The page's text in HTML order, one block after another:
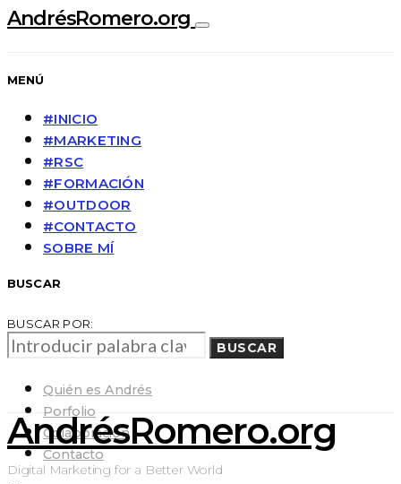
AndrésRomero.org
MENÚ
#INICIO
#MARKETING
#RSC
#FORMACIÓN
#OUTDOOR
#CONTACTO
SOBRE MÍ
BUSCAR
BUSCAR POR:
BUSCAR
Quién es Andrés
Porfolio
Colaboración
Contacto
AndrésRomero.org
Digital Marketing for a Better World